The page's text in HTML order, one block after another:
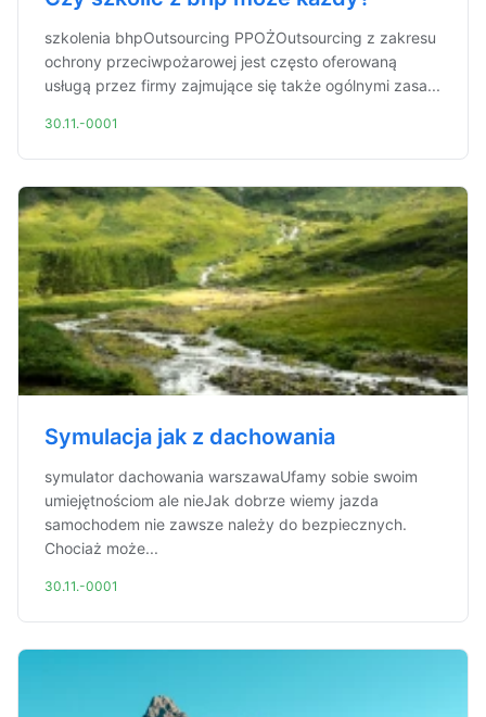
szkolenia bhpOutsourcing PPOŻOutsourcing z zakresu
ochrony przeciwpożarowej jest często oferowaną
usługą przez firmy zajmujące się także ogólnymi zasa...
30.11.-0001
Symulacja jak z dachowania
symulator dachowania warszawaUfamy sobie swoim
umiejętnościom ale nieJak dobrze wiemy jazda
samochodem nie zawsze należy do bezpiecznych.
Chociaż może...
30.11.-0001